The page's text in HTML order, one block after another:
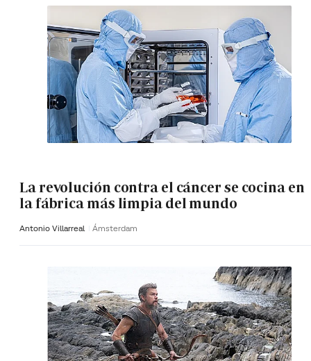
La revolución contra el cáncer se cocina en
la fábrica más limpia del mundo
Antonio Villarreal Ámsterdam